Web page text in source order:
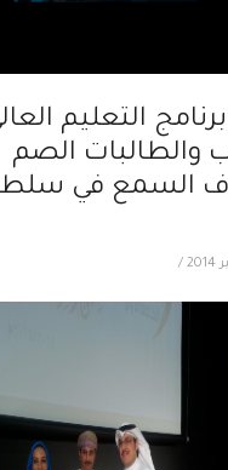
التعليم
والطالبات الصم
السمع في
/